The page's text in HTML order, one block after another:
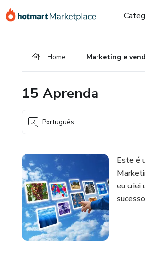
para
para
para
Home Marketing e
15 Aprenda
Português
Este é
eu criei